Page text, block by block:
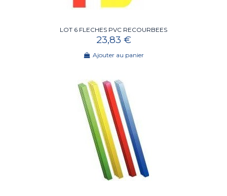
LOT 6 FLECHES PVC RECOURBEES
23,83 €
Ajouter au panier